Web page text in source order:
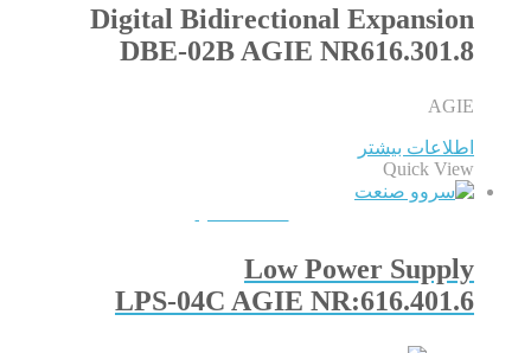
Digital Bidirectional Expansion
DBE-02B AGIE NR616.301.8
AGIE
اطلاعات بیشتر
Quick View
Low Power Supply
LPS-04C AGIE NR:616.401.6